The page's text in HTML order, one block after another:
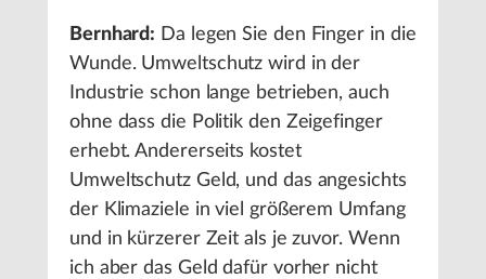
Bernhard: Da legen Sie den Finger in die
Wunde. Umweltschutz wird in der
Industrie schon lange betrieben, auch
ohne dass die Politik den Zeigefinger
erhebt. Andererseits kostet
Umweltschutz Geld, und das angesichts
der Klimaziele in viel größerem Umfang
und in kürzerer Zeit als je zuvor. Wenn
ich aber das Geld dafür vorher nicht